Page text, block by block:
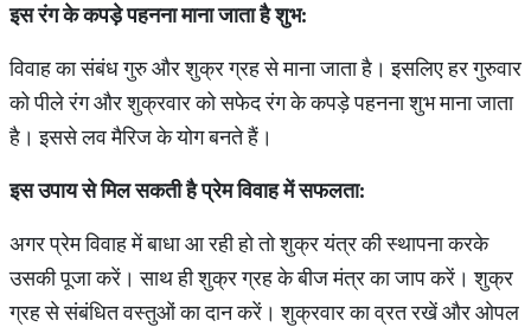
इसरंगकेकपड़ेपहननामानाजाताहैशुभ:
विवाह का संबंध गुरु और शुक्र ग्रह से माना जाता है। इसलिए हर गुरुवार
को पीले रंग और शुक्रवार को सफेद रंग के कपड़े पहनना शुभ माना जाता
है। इससे लव मैरिज के योग बनते हैं।
इसउपायसेमिलसकतीहैप्रेमविवाहमेंसफलता:
अगर प्रेम विवाह में बाधा आ रही हो तो शुक्र यंत्र की स्थापना करके
उसकी पूजा करें। साथ ही शुक्र ग्रह के बीज मंत्र का जाप करें। शुक्र
ग्रह से संबंधित वस्तुओं का दान करें। शुक्रवार का व्रत रखें और ओपल